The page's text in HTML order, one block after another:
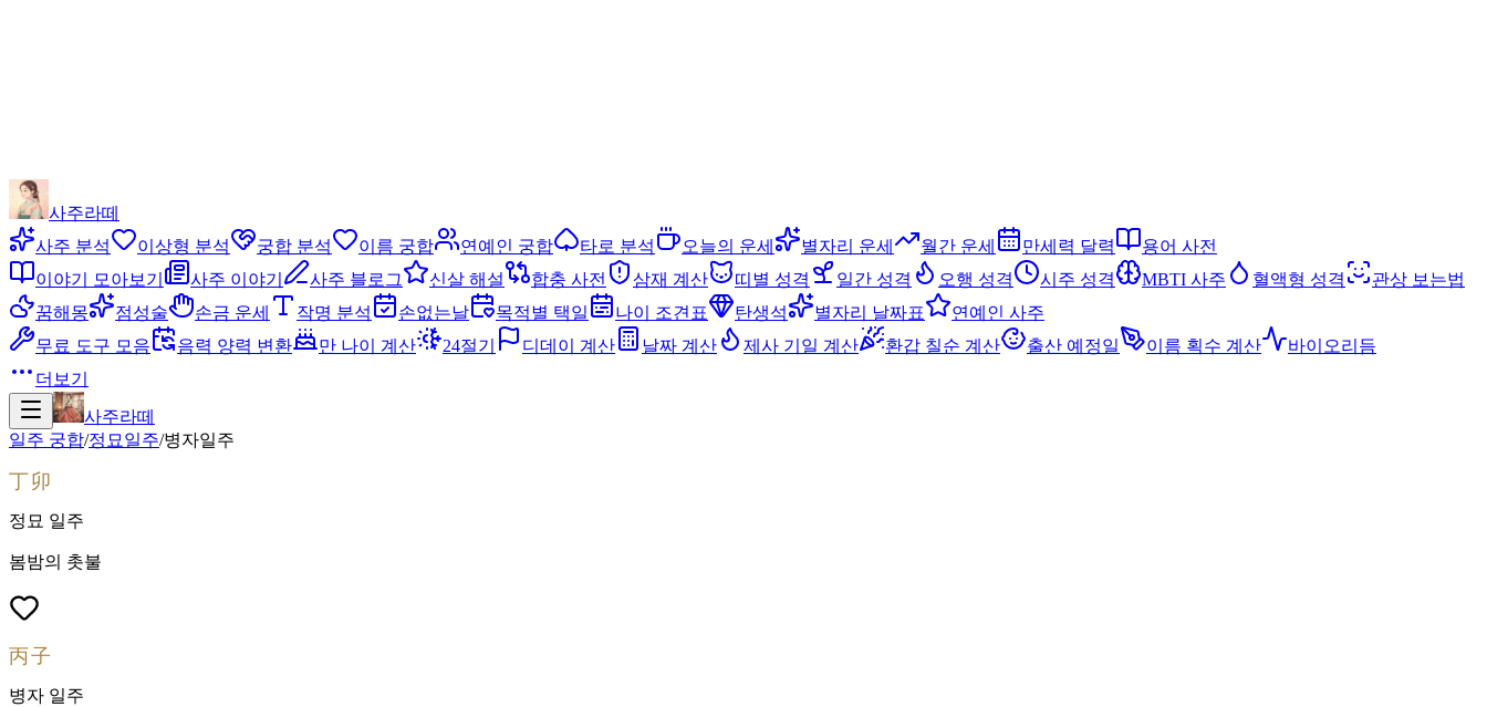
사주라떼
사주 분석
이상형 분석 궁합 분석 이름 궁합 연예인 궁합 타로 분석 오늘의 운세 별자리 운세 월간 운세 만세력 달력
용어 사전
이야기 모아보기
사주 이야기 사주 블로그 신살 해설 합충 사전 삼재 계산 띠별 성격 일간 성격 오행 성격 시주 성격 MBTI 사주 혈액형 성격
관상 보는법
꿈해몽
점성술 손금 운세 작명 분석 손없는날 목적별 택일 나이 조견표 탄생석 별자리 날짜표
연예인 사주
무료 도구 모음
음력 양력 변환 만 나이 계산 24절기 디데이 계산 날짜 계산 제사 기일 계산 환갑 칠순 계산 출산 예정일 이름 획수 계산
바이오리듬
더보기
사주라떼
일주 궁합/정묘 일주/병자일주
丁卯
정묘 일주
봄밤의 촛불
丙子
병자 일주